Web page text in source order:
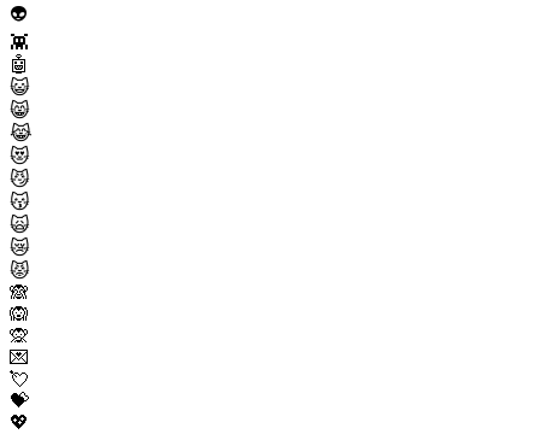
👽
👾
🤖
😺
😸
😹
😻
😼
😽
🙀
😿
😾
🙈
🙉
🙊
💌
💘
💝
💖